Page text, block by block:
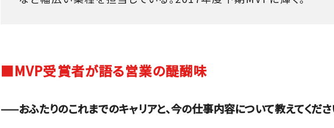
■MVP受賞者が語る営業の醍醐味
——おふたりのこれまでのキャリアと、今の仕事内容について教えてくださ